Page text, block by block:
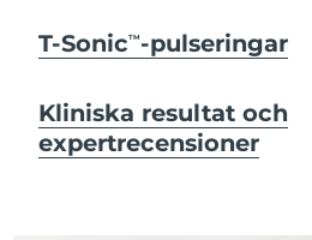
T-SonicTM -pulseringar
Kliniska resultat och
expertrecensioner